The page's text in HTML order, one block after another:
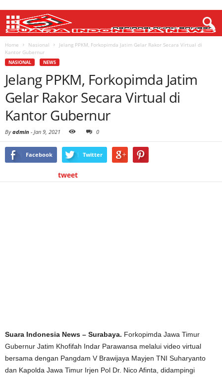
Home Nasional
Jelang PPKM, Forkopimda Jatim Gelar Rakor Secara Virtual di
Kantor Gubernur
NASIONAL NEWS
Jelang PPKM, Forkopimda Jatim
Gelar Rakor Secara Virtual di
Kantor Gubernur
Byadmin - Jan 9, 2021 0
Facebook Twitter
tweet
Suara Indonesia News – Surabaya. Forkopimda Jawa Timur
Gubernur Jatim Khofifah Indar Parawansa melalui video virtual
bersama dengan Pangdam V Brawijaya Mayjen TNI Suharyanto
dan Kapolda Jawa Timur Irjen Pol Dr. Nico Afinta, didampingi